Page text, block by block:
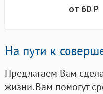
от 60Р
На пути к
Предлагаем Вам
жизни. Вам помогут